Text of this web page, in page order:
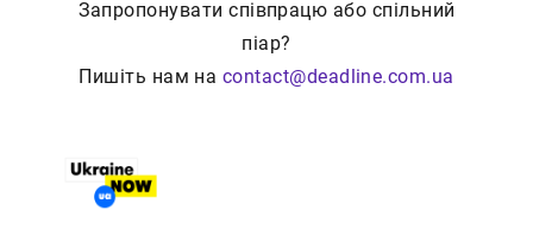
Запропонувати співпрацю або спільний
піар?
Пишіть нам на contact@deadline.com.ua